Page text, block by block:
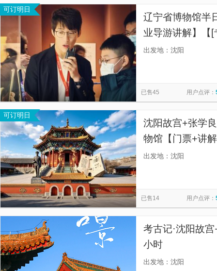
可订明日
辽宁省博物馆半
业导游讲解】【
经验，懂历史，
出发地：沈阳
已售45 用户点评：
可订明日
沈阳故宫+张学
物馆【门票+讲
线蓝牙耳机，资
出发地：沈阳
已售14 用户点评：
考古记·沈阳故
小时
出发地：沈阳